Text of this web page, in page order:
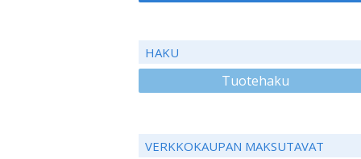
HAKU
Tuotehaku
VERKKOKAUPAN MAKSUTAVAT